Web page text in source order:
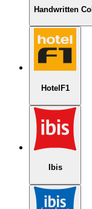
Handwritten
HotelF1
Ibis